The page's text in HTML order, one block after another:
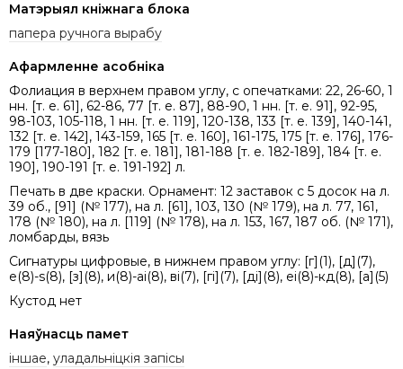
Матэрыял кніжнага блока
папера ручнога вырабу
Афармленне асобніка
Фолиация в верхнем правом углу, с опечатками: 22, 26-60, 1
нн. [т. е. 61], 62-86, 77 [т. е. 87], 88-90, 1 нн. [т. е. 91], 92-95,
98-103, 105-118, 1 нн. [т. е. 119], 120-138, 133 [т. е. 139], 140-141,
132 [т. е. 142], 143-159, 165 [т. е. 160], 161-175, 175 [т. е. 176], 176-
179 [177-180], 182 [т. е. 181], 181-188 [т. е. 182-189], 184 [т. е.
190], 190-191 [т. е. 191-192] л.
Печать в две краски. Орнамент: 12 заставок с 5 досок на л.
39 об., [91] (№ 177), на л. [61], 103, 130 (№ 179), на л. 77, 161,
178 (№ 180), на л. [119] (№ 178), на л. 153, 167, 187 об. (№ 171),
ломбарды, вязь
Сигнатуры цифровые, в нижнем правом углу: [г](1), [д](7),
е(8)-s(8), [з](8), и(8)-аі(8), ві(7), [гі](7), [ді](8), еі(8)-кд(8), [а](5)
Кустод нет
Наяўнасць памет
іншае, уладальніцкія запісы